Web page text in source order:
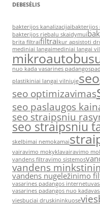
DEBESĖLIS
bakterijos kanalizacijaibakterijos
bakterijos riebalu skaidymui
brita filtraifiltraikur apsistoti
mediniai langaimediniai langai
nuo kada vasarines padangos
plastikiniai langai vilniujeseo
seo optimizavimas
seo paslaugos
seo straipsniu
seo straipsniu
skelbimai nemokamai
vairavimo mokyklavairavimo
vandens filtravimo sistemos
vandens
vandens nugeležinimo
vasarines padangos internetu
vasarines padangos nuo kada
viesbuciai druskininkuose